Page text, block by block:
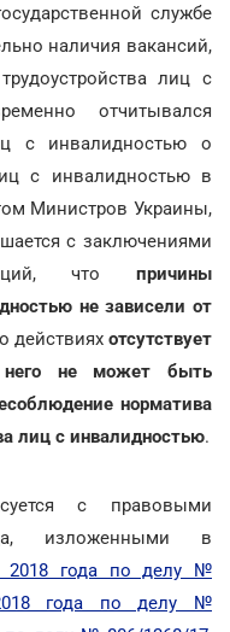
службе
наличия вакансий,
лиц с
отчитывался
с инвалидностью о
с инвалидностью в
Министров Украины,
с заключениями
что причины
не зависели от
действияхотсутствует
него не может быть
норматива
лиц с инвалидностью.
с правовыми
изложенными в
2018 года по делу №
года по делу №